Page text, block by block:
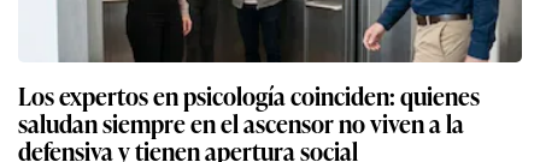
Los expertos en psicología coinciden: quienes
saludan siempre en el ascensor no viven a la
defensiva y tienen apertura social